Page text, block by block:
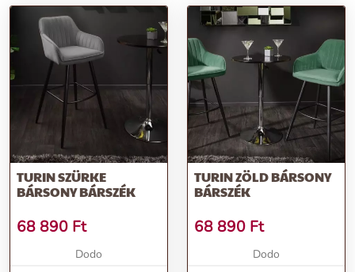
TURIN SZÜRKE
BÁRSONY BÁRSZÉK
68 890 Ft
Dodo
TURIN ZÖLD BÁRSONY
BÁRSZÉK
68 890 Ft
Dodo